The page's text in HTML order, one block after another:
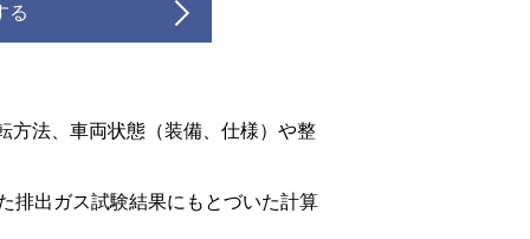
る
方法、車両状態（装備、仕様）や整
排出ガス試験結果にもとづいた計算